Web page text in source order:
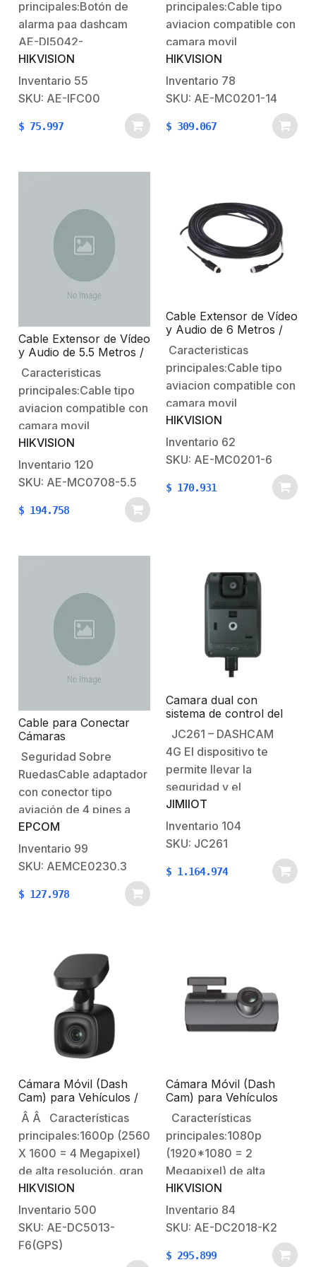
Largo
principales:Botón de
alarma paa dashcam
AE-DI5042-
G4.Características
Físicas y
Eléctricas:.Dimensiones:
mm.Peso: 200
HIKVISION
Inventario 55
SKU: AE-IFC00
$ 75.997
Cámara TURBO Móvil
HIKVISION
principales:Cable tipo
aviacion compatible con
camara movil
HIKVISION.El mismo
cable de 14 metros
suministra alimentacion,
HIKVISION
Inventario 78
SKU: AE-MC0201-14
$ 309.067
Cable Extensor de Vídeo
y Audio de 5.5 Metros /
Conector Tipo Aviación
/ Compatible con
Dashcam hikvision
Caracteristicas
principales:Cable tipo
aviacion compatible con
camara movil
HIKVISION.El mismo
cable de 5.5 metros
suministra alimentacion,
HIKVISION
Inventario 120
SKU: AE-MC0708-5.5
$ 194.758
Cable Extensor de Vídeo
y Audio de 6 Metros /
Conector Tipo Aviación
/ Compatible con
Cámara TURBO Móvil
HIKVISION
Caracteristicas
principales:Cable tipo
aviacion compatible con
camara movil
HIKVISION.El mismo
cable de 6 metros
suministra alimentacion,
HIKVISION
Inventario 62
SKU: AE-MC0201-6
$ 170.931
Cable para Conectar
Cámaras
Convencionales en
Grabadores Moviles
Hikvision
Seguridad Sobre
RuedasCable adaptador
con conector tipo
aviación de 4 pines a
conector tipo
BNC Características
principales:Adapte
cámara, tipo domo o
Aviación.Entrada con
conector tipo BNC para
VideoConexión tipo
BNC para
Audio.Conexión para
alimentación de la
cámara Características…
EPCOM
Inventario 99
SKU: AEMCE0230.3
$ 127.978
Camara dual con
sistema de control del
conductor / 4G
/Comunicación dos vías/
múltiples alarmas
JC261 – DASHCAM
4G El dispositivo te
permite llevar la
seguridad y el
monitoreo de tu
vehículo a un nuevo
nivel. Con su capacidad
cámara de respaldo que
JIMIIOT
Inventario 104
SKU: JC261
$ 1.164.974
Cámara Móvil (Dash
Cam) para Vehículos /
ADAS / Micrófono y
Bocina Integrado / Wi-Fi
/ Micro SD / Conector
USB / G – Sensor / GPS
Â Â Características
principales:1600p (2560
X 1600 = 4 Megapixel)
de alta resolución, gran
angular 130° de
visión.La apertura de
F1.6 ofrece una imagen
nocturna
HIKVISION
Inventario 500
SKU: AE-DC5013-
F6(GPS)
Cámara Móvil (Dash
Cam) para Vehículos
1080P / Micrófono y
Bocina Integrado / Wi-Fi
/ Micro SD / Conector
USB / G – Sensor
Características
principales:1080p
(1920*1080 = 2
Megapixel) de alta
resolución, gran angular
102° de visión.La
apertura de F 2.0 ofrece
perfecta.Incluye
HIKVISION
Inventario 84
SKU: AE-DC2018-K2
$ 295.899